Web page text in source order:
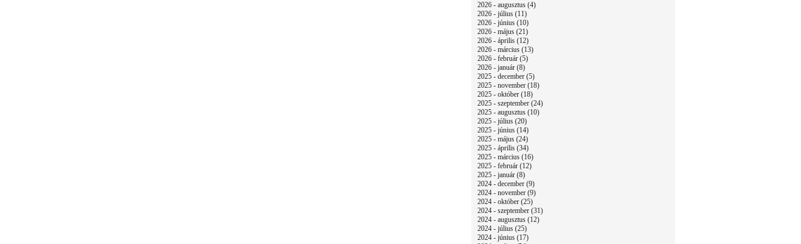
2026 - augusztus (4)
2026 - július (11)
2026 - június (10)
2026 - május (21)
2026 - április (12)
2026 - március (13)
2026 - február (5)
2026 - január (8)
2025 - december (5)
2025 - november (18)
2025 - október (18)
2025 - szeptember (24)
2025 - augusztus (10)
2025 - július (20)
2025 - június (14)
2025 - május (24)
2025 - április (34)
2025 - március (16)
2025 - február (12)
2025 - január (8)
2024 - december (9)
2024 - november (9)
2024 - október (25)
2024 - szeptember (31)
2024 - augusztus (12)
2024 - július (25)
2024 - június (17)